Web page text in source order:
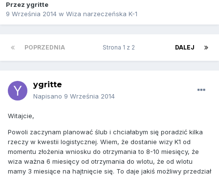
Przez ygritte
9 Września 2014 w Wiza narzeczeńska K-1
POPRZEDNIA DALEJ
Strona 1 z 2
ygritte
Napisano 9 Września 2014
Witajcie,
Powoli zaczynam planować ślub i chciałabym się poradzić kilka
rzeczy w kwestii logistycznej. Wiem, że dostanie wizy K1 od
momentu złożenia wniosku do otrzymania to 8-10 miesięcy, że
wiza ważna 6 miesięcy od otrzymania do wlotu, że od wlotu
mamy 3 miesiące na hajtnięcie się. To daje jakiś możliwy przedział